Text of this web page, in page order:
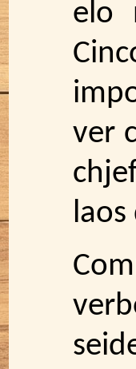
elo
ver
laos